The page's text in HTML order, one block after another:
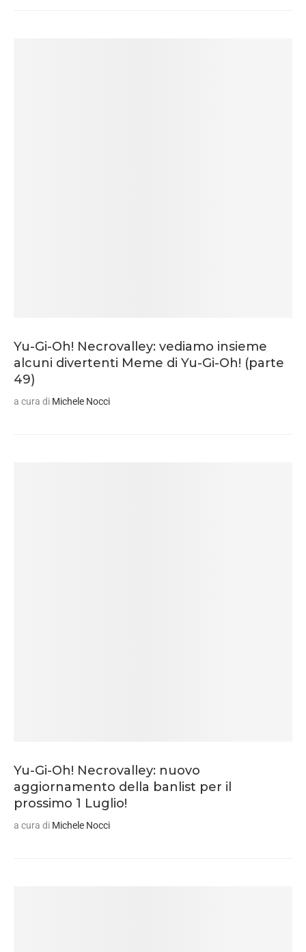
Yu-Gi-Oh! Necrovalley: vediamo insieme
alcuni divertenti Meme di Yu-Gi-Oh! (parte
49)
a cura di Michele Nocci
Yu-Gi-Oh! Necrovalley: nuovo
aggiornamento della banlist per il
prossimo 1 Luglio!
a cura di Michele Nocci